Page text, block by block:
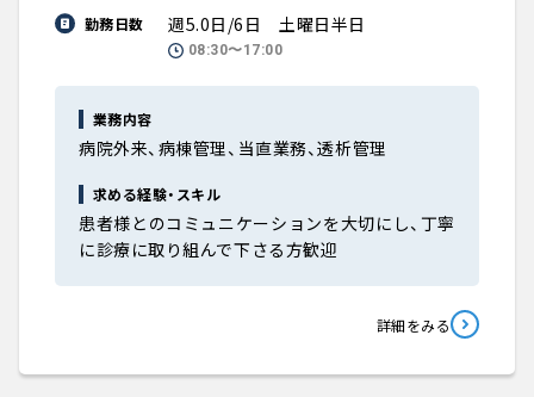
勤務日数
週5.0日/6日 土曜日半日
08:30〜17:00
業務内容
病院外来、病棟管理、当直業務、透析管理
求める経験・スキル
患者様とのコミュニケーションを大切にし、丁寧
に診療に取り組んで下さる方歓迎
詳細をみる